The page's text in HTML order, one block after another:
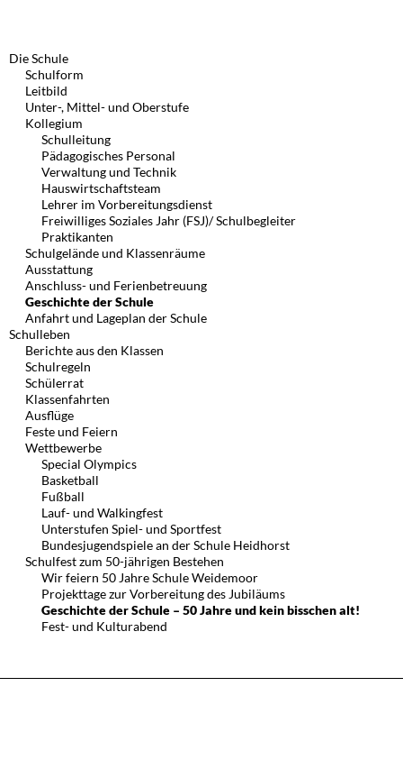
Die Schule
Schulform
Leitbild
Unter-, Mittel- und Oberstufe
Kollegium
Schulleitung
Pädagogisches Personal
Verwaltung und Technik
Hauswirtschaftsteam
Lehrer im Vorbereitungsdienst
Freiwilliges Soziales Jahr (FSJ)/ Schulbegleiter
Praktikanten
Schulgelände und Klassenräume
Ausstattung
Anschluss- und Ferienbetreuung
Geschichte der Schule
Anfahrt und Lageplan der Schule
Schulleben
Berichte aus den Klassen
Schulregeln
Schülerrat
Klassenfahrten
Ausflüge
Feste und Feiern
Wettbewerbe
Special Olympics
Basketball
Fußball
Lauf- und Walkingfest
Unterstufen Spiel- und Sportfest
Bundesjugendspiele an der Schule Heidhorst
Schulfest zum 50-jährigen Bestehen
Wir feiern 50 Jahre Schule Weidemoor
Projekttage zur Vorbereitung des Jubiläums
Geschichte der Schule – 50 Jahre und kein bisschen alt!
Fest- und Kulturabend